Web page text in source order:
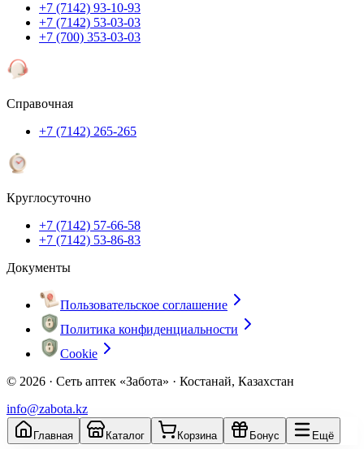
+7 (7142) 93-10-93
+7 (7142) 53-03-03
+7 (700) 353-03-03
Справочная
+7 (7142) 265-265
Круглосуточно
+7 (7142) 57-66-58
+7 (7142) 53-86-83
Документы
Пользовательское соглашение
Политика конфиденциальности
Cookie
© 2026 · Сеть аптек «Забота» · Костанай, Казахстан
info@zabota.kz
Главная Каталог Корзина Бонус Ещё